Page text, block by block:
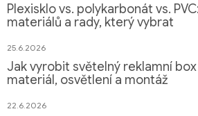
Plexisklo vs. polykarbonát vs.
materiálů a rady, který vybrat
25.6.2026
Jak vyrobit světelný reklamní
materiál, osvětlení a montáž
22.6.2026